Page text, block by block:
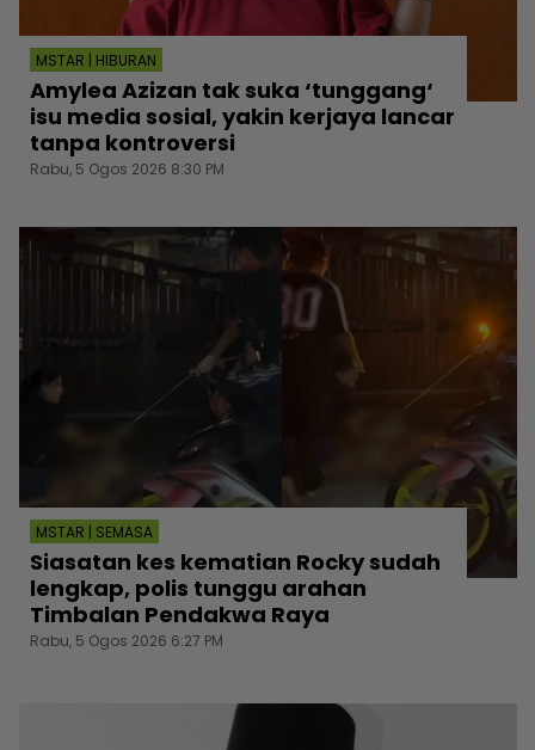
MSTAR | HIBURAN
Amylea Azizan tak suka ‘tunggang‘
isu media sosial, yakin kerjaya lancar
tanpa kontroversi
Rabu, 5 Ogos 2026 8:30 PM
MSTAR | SEMASA
Siasatan kes kematian Rocky sudah
lengkap, polis tunggu arahan
Timbalan Pendakwa Raya
Rabu, 5 Ogos 2026 6:27 PM